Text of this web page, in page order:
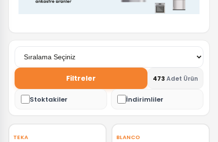
Filtreler 473 Adet Ürün
Stoktakiler İndirimliler
TEKA BLANCO